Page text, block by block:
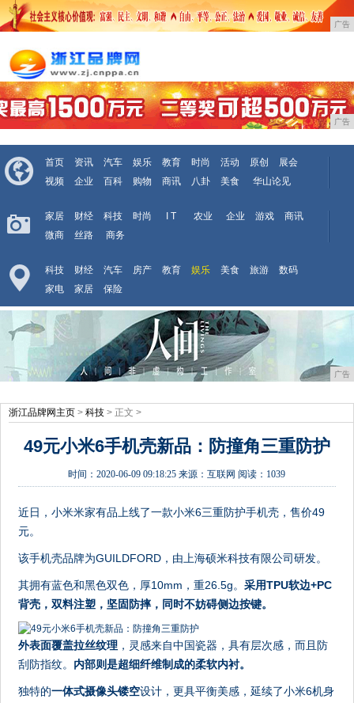
广告
广告
首页 资讯 汽车 娱乐 教育 时尚 活动 原创
展会
视频
企业 百科 购物 商讯 八卦 美食 华山论见
家居 财经 科技 时尚 I T 农业 企业 游戏
商讯
微商
丝路 商务
科技 财经 汽车 房产 教育 娱乐 美食 旅游
数码
家电
家居 保险
广告
浙江品牌网主页 > 科技 > 正文 >
49元小米6手机壳新品：防撞角三重防护
时间：2020-06-09 09:18:25 来源：互联网 阅读：1039
近日，小米米家有品上线了一款小米6三重防护手机壳，售价49
元。
该手机壳品牌为GUILDFORD，由上海硕米科技有限公司研发。
其拥有蓝色和黑色双色，厚10mm，重26.5g。采用TPU软边+PC
背壳，双料注塑，坚固防摔，同时不妨碍侧边按键。
外表面覆盖拉丝纹理 ，灵感来自中国瓷器，具有层次感，而且防
刮防指纹。 内部则是超细纤维制成的柔软内衬。
独特的一体式摄像头镂空设计，更具平衡美感，延续了小米6机身